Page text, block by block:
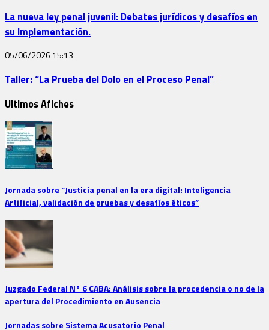
La nueva ley penal juvenil: Debates jurídicos y desafíos en
su Implementación.
05/06/2026 15:13
Taller: “La Prueba del Dolo en el Proceso Penal”
Ultimos Afiches
Jornada sobre “Justicia penal en la era digital: Inteligencia
Artificial, validación de pruebas y desafíos éticos”
Juzgado Federal N° 6 CABA: Análisis sobre la procedencia o no de la
apertura del Procedimiento en Ausencia
Jornadas sobre Sistema Acusatorio Penal